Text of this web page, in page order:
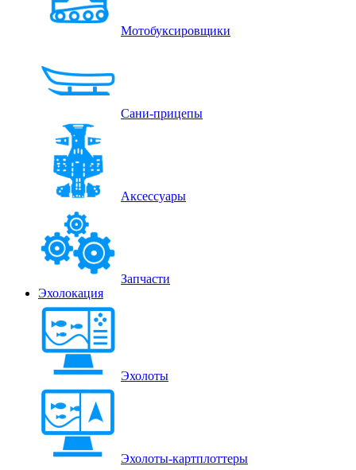
Мотобуксировщики
Сани-прицепы
Аксессуары
Запчасти
Эхолокация
Эхолоты
Эхолоты-картплоттеры